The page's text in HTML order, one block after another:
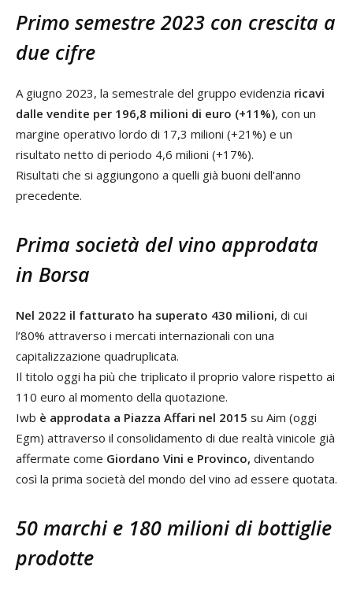
Primo semestre 2023 con crescita a
due cifre
A giugno 2023, la semestrale del gruppo evidenzia ricavi
dalle vendite per 196,8 milioni di euro (+11%), con un
margine operativo lordo di 17,3 milioni (+21%) e un
risultato netto di periodo 4,6 milioni (+17%).
Risultati che si aggiungono a quelli già buoni dell'anno
precedente.
Prima società del vino approdata
in Borsa
Nel 2022 il fatturato ha superato 430 milioni, di cui
l’80% attraverso i mercati internazionali con una
capitalizzazione quadruplicata.
Il titolo oggi ha più che triplicato il proprio valore rispetto ai
110 euro al momento della quotazione.
Iwb è approdata a Piazza Affari nel 2015 su Aim (oggi
Egm) attraverso il consolidamento di due realtà vinicole già
affermate come Giordano Vini e Provinco, diventando
così la prima società del mondo del vino ad essere quotata.
50 marchi e 180 milioni di bottiglie
prodotte